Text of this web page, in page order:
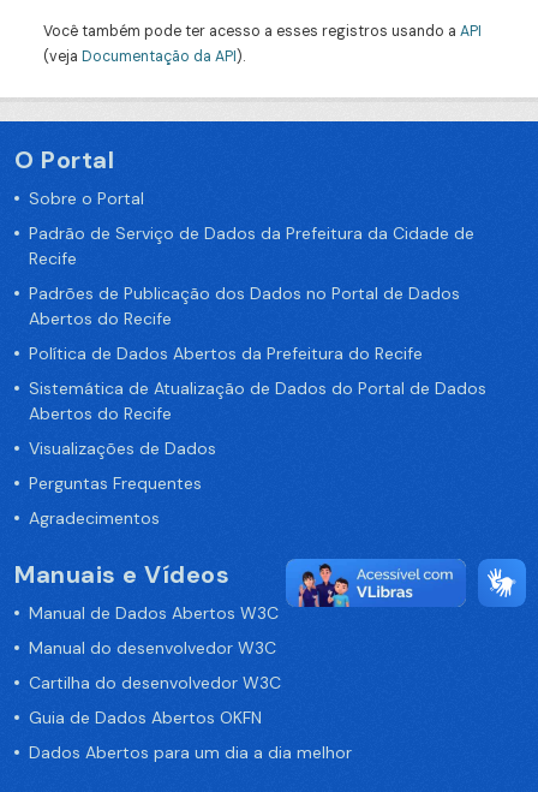
Você também pode ter acesso a esses registros usando a API
(veja Documentação da API).
O Portal
Sobre o Portal
Padrão de Serviço de Dados da Prefeitura da Cidade de
Recife
Padrões de Publicação dos Dados no Portal de Dados
Abertos do Recife
Política de Dados Abertos da Prefeitura do Recife
Sistemática de Atualização de Dados do Portal de Dados
Abertos do Recife
Visualizações de Dados
Perguntas Frequentes
Agradecimentos
Manuais e Vídeos
Manual de Dados Abertos W3C
Manual do desenvolvedor W3C
Cartilha do desenvolvedor W3C
Guia de Dados Abertos OKFN
Dados Abertos para um dia a dia melhor